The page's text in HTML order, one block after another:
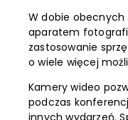
W dobie
aparatem
zastosowanie
o wiele więcej
Kamery wideo
podczas
innych wydarzeń.